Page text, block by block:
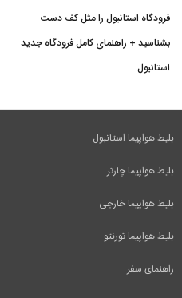
فرودگاه استانبول را مثل کف دست
بشناسید + راهنمای کامل فرودگاه جدید
استانبول
بلیط هواپیما استانبول
بلیط هواپیما چارتر
بلیط هواپیما خارجی
بلیط هواپیما تورنتو
راهنمای سفر